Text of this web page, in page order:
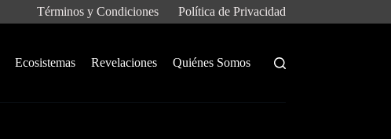
Términos y Condiciones Política de Privacidad
Ecosistemas Revelaciones Quiénes Somos